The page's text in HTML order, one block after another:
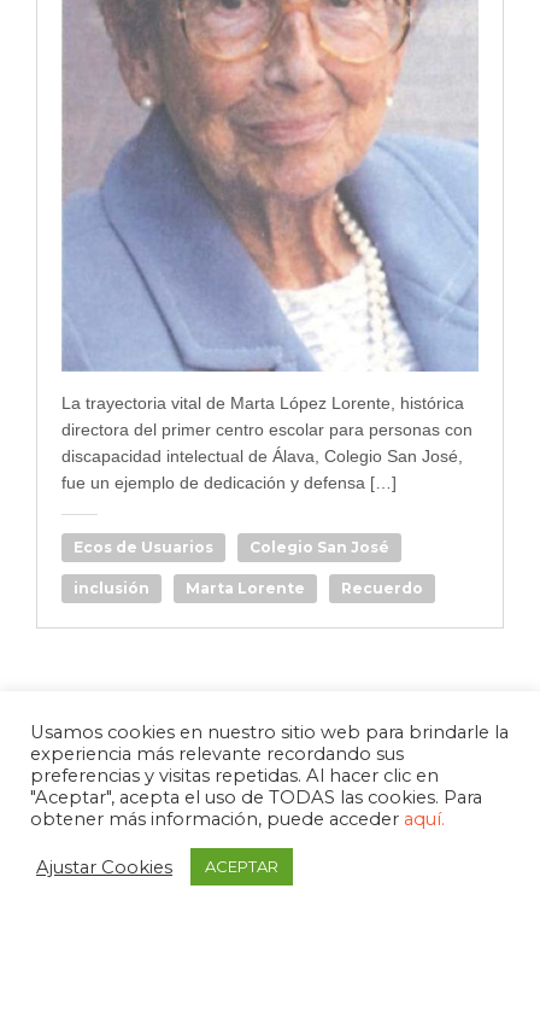
La trayectoria vital de Marta López Lorente, histórica
directora del primer centro escolar para personas con
discapacidad intelectual de Álava, Colegio San José,
fue un ejemplo de dedicación y defensa […]
Ecos de Usuarios Colegio San José
inclusión Marta Lorente Recuerdo
Usamos cookies en nuestro sitio web para brindarle la
experiencia más relevante recordando sus
preferencias y visitas repetidas. Al hacer clic en
"Aceptar", acepta el uso de TODAS las cookies. Para
obtener más información, puede acceder aquí.
Ajustar Cookies ACEPTAR